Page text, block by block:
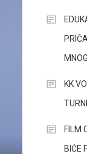
KK
FILM
BIĆE